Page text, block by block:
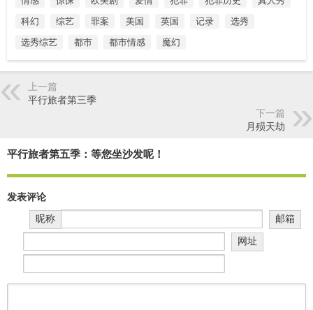
科幻
综艺 罪案 美国 英国 记录
选秀
选秀综艺
都市 都市情感 魔幻
上一篇
平行旅者第三季
下一篇
月殒天劫
平行旅者第五季：等您坐沙发呢！
发表评论
昵称
邮箱
网址